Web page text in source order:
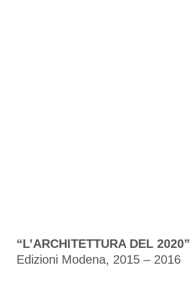
“L’ARCHITETTURA DEL 2020”
Edizioni Modena, 2015 – 2016